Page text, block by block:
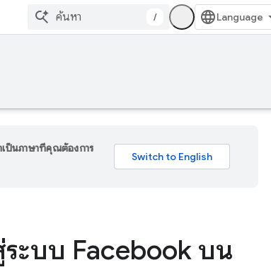
/
ป็นภาษาที่คุณต้องการ
ระบบ Facebook บน